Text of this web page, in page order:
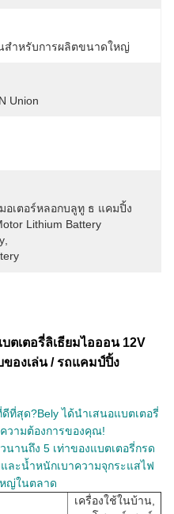
สำหรับการผลิตขนาดใหญ่
Union
อเตอร์หลอกบลูทู ธ แคมปิ้ง
Lithium Battery
ตเตอรี่ลิเธียมไอออน 12V
องเล่น / รถแคมป์ปิ้ง
ที่สุด?Bely ได้นำเสนอแบตเตอรี่
วามต้องการของคุณ!
นานถึง 5 เท่าของแบตเตอรี่กรด
ะน้ำหนักเบาความจุกระแสไฟ
หญ่ในตลาด
เครื่องใช้ในบ้าน,